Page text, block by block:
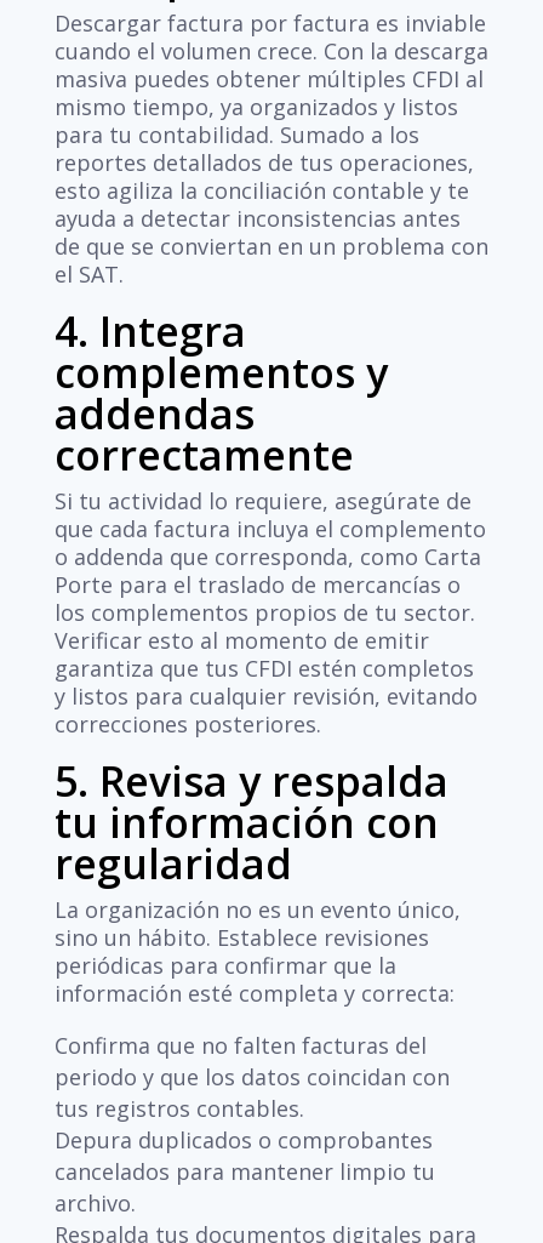
Descargar factura por factura es inviable
cuando el volumen crece. Con la descarga
masiva puedes obtener múltiples CFDI al
mismo tiempo, ya organizados y listos
para tu contabilidad. Sumado a los
reportes detallados de tus operaciones,
esto agiliza la conciliación contable y te
ayuda a detectar inconsistencias antes
de que se conviertan en un problema con
el SAT.
4. Integra
complementos y
addendas
correctamente
Si tu actividad lo requiere, asegúrate de
que cada factura incluya el complemento
o addenda que corresponda, como Carta
Porte para el traslado de mercancías o
los complementos propios de tu sector.
Verificar esto al momento de emitir
garantiza que tus CFDI estén completos
y listos para cualquier revisión, evitando
correcciones posteriores.
5. Revisa y respalda
tu información con
regularidad
La organización no es un evento único,
sino un hábito. Establece revisiones
periódicas para confirmar que la
información esté completa y correcta:
Confirma que no falten facturas del
periodo y que los datos coincidan con
tus registros contables.
Depura duplicados o comprobantes
cancelados para mantener limpio tu
archivo.
Respalda tus documentos digitales para